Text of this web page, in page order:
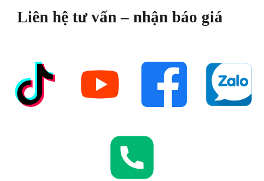
Liên hệ tư vấn – nhận báo giá